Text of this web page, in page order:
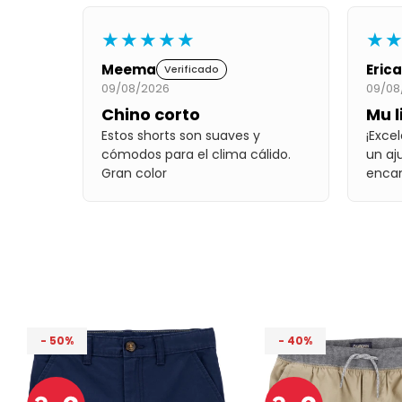
★★★★★
Meema Verificado
09/08/2026
Chino corto
Estos shorts son suaves y
cómodos para el clima cálido.
Gran color
Erica
09/
Mu
un
50 40